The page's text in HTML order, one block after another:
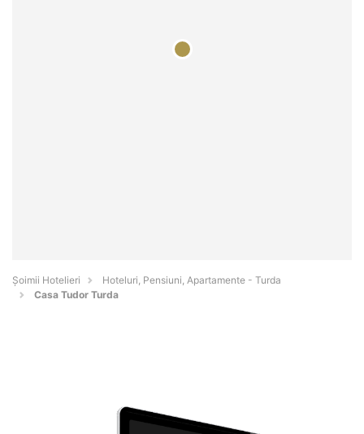
Șoimii Hotelieri
Hoteluri, Pensiuni, Apartamente - Turda
Casa Tudor Turda